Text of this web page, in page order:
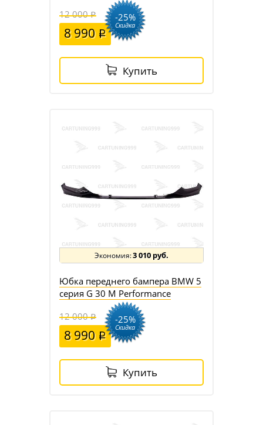
12 000
8 990
-25%
Скидка
Купить
3 010 руб.
Юбка переднего бампера BMW 5
серия G 30 M Performance
12 000
8 990
-25%
Скидка
Купить